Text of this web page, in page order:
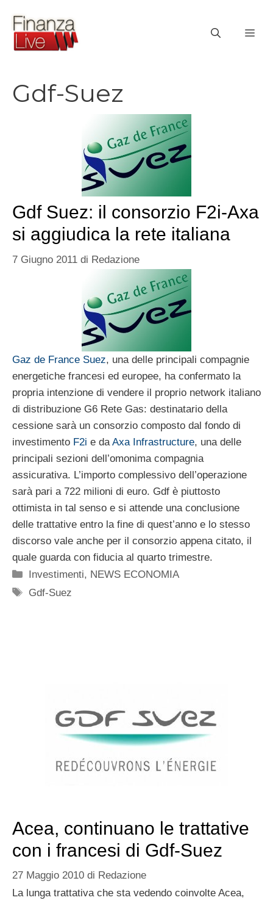
contenuto
Gdf-Suez
Gdf Suez: il consorzio F2i-Axa
si aggiudica la rete italiana
7 Giugno 2011 di Redazione
Gaz de France Suez, una delle principali compagnie
energetiche francesi ed europee, ha confermato la
propria intenzione di vendere il proprio network italiano
di distribuzione G6 Rete Gas: destinatario della
cessione sarà un consorzio composto dal fondo di
investimento F2i e daAxa Infrastructure, una delle
principali sezioni dell’omonima compagnia
assicurativa. L’importo complessivo dell’operazione
sarà pari a 722 milioni di euro. Gdf è piuttosto
ottimista in tal senso e si attende una conclusione
delle trattative entro la fine di quest’anno e lo stesso
discorso vale anche per il consorzio appena citato, il
quale guarda con fiducia al quarto trimestre.
Categorie
Investimenti, NEWS ECONOMIA
Tag
Gdf-Suez
Acea, continuano le trattative
con i francesi di Gdf-Suez
27 Maggio 2010 di Redazione
La lunga trattativa che sta vedendo coinvolte Acea,